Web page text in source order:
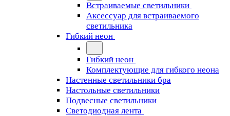
Встраиваемые светильники
Аксессуар для встраиваемого
светильника
Гибкий неон
Гибкий неон
Комплектующие для гибкого неона
Настенные светильники бра
Настольные светильники
Подвесные светильники
Светодиодная лента